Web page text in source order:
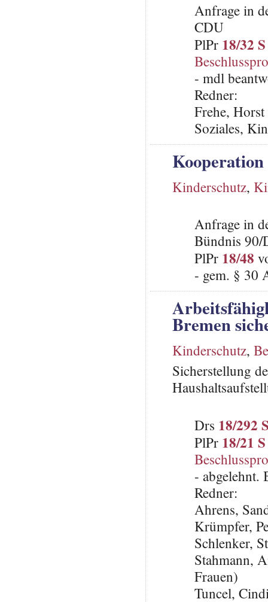
Anfrage in
CDU
PlPr 18/32 S
- mdl
Redner:
Frehe,
Soziales,
Kinderschutz,
Anfrage in
Bündnis 90/
PlPr 18/48
- gem. § 30
Bremen
Kinderschutz,
Sicherstellung
Drs 18/292
PlPr 18/21 S
- abgelehnt.
Redner:
Ahrens,
Krümpfer,
Schlenker,
Stahmann,
Frauen)
Tuncel,